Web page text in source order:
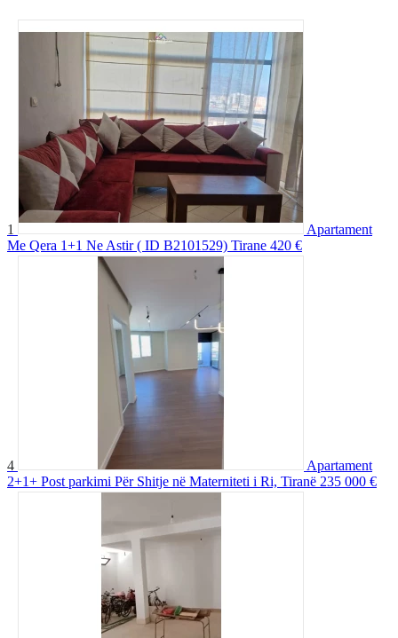
1
Apartament
Me Qera 1+1 Ne Astir ( ID B2101529) Tirane 420 €
4
Apartament
2+1+ Post parkimi Për Shitje në Materniteti i Ri, Tiranë 235 000 €